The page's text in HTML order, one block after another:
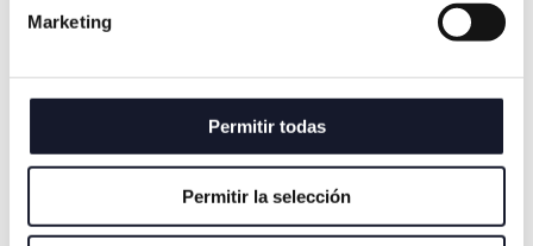
Marketing
Permitir todas
Permitir la selección
Ortodoncia infantil
Reserva tu cita